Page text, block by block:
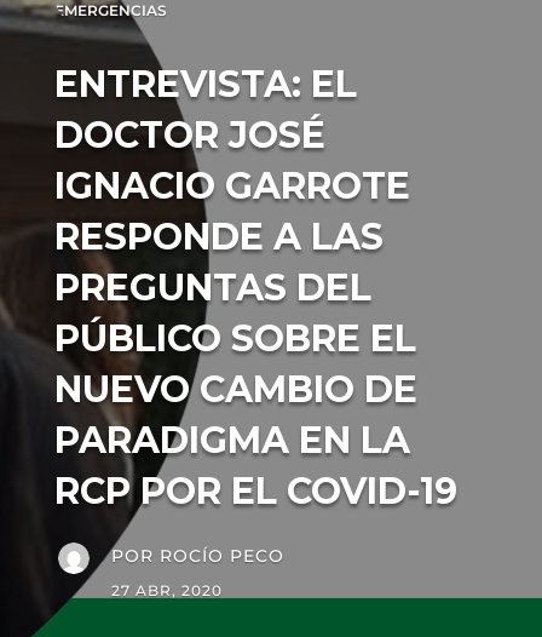
EMERGENCIAS
ENTREVISTA: EL
DOCTOR JOSÉ
IGNACIO GARROTE
RESPONDE A LAS
PREGUNTAS DEL
PÚBLICO SOBRE EL
NUEVO CAMBIO DE
PARADIGMA EN LA
RCP POR EL COVID-19
POR ROCÍO PECO
27 ABR, 2020